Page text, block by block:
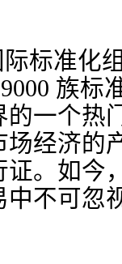
标准化
族标
一个热
经济的
。如今
不可忽